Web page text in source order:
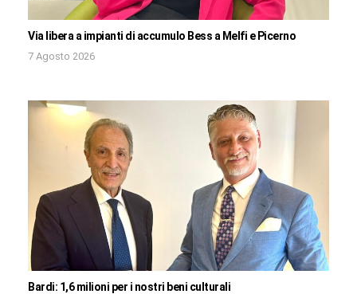
Via libera a impianti di accumulo Bess a Melfi e Picerno
7 Agosto 2026
Bardi: 1,6 milioni per i nostri beni culturali